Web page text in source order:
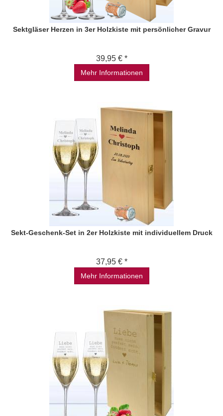
Sektgläser Herzen in 3er Holzkiste mit persönlicher Gravur
39,95 € *
Mehr Informationen
Sekt-Geschenk-Set in 2er Holzkiste mit individuellem Druck
37,95 € *
Mehr Informationen